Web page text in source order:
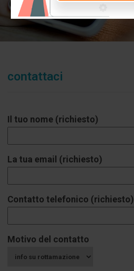
contattaci
Il tuo nome (richiesto)
La tua email (richiesto)
Contatto telefonico (richiesto)
Motivo del contatto